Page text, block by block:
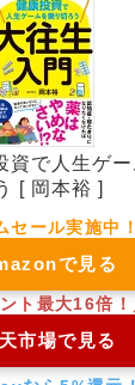
資で人生ゲ
[ 岡本裕 ]
で見る
市場で見る